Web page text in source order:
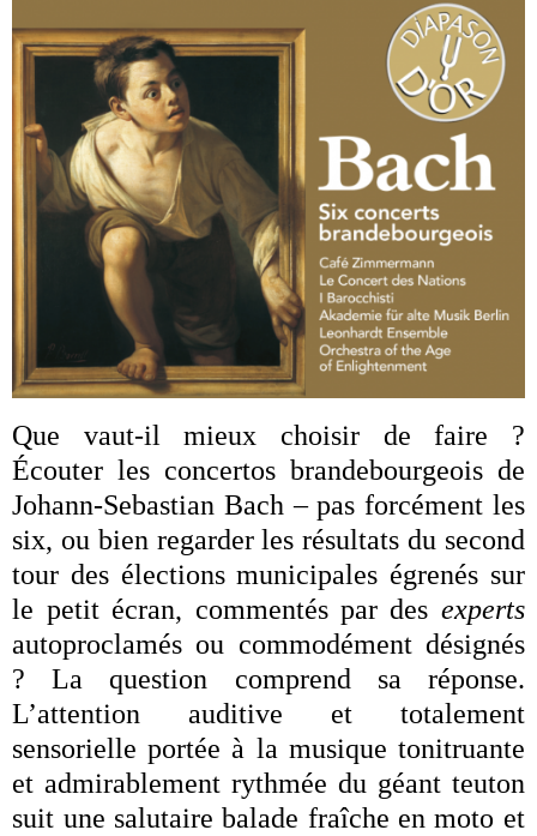
Que vaut-il mieux choisir de faire ?
Écouter les concertos brandebourgeois de
Johann-Sebastian Bach – pas forcément les
six, ou bien regarder les résultats du second
tour des élections municipales égrenés sur
le petit écran, commentés par des experts
autoproclamés ou commodément désignés
?
La question comprend sa réponse.
L’attention auditive et totalement
sensorielle portée à la musique tonitruante
et admirablement rythmée du géant teuton
suit une salutaire balade fraîche en moto et